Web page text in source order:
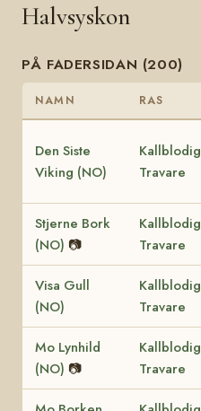
Halvsyskon
PÅ FADERSIDAN (200)
NAMN RAS
Den Siste
Viking (NO)
Kallblodig
Travare
Stjerne Bork
(NO) 📷
Kallblodig
Travare
Visa Gull
(NO)
Kallblodig
Travare
Mo Lynhild
(NO) 📷
Kallblodig
Travare